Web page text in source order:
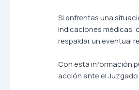
Si enfrentas una
indicaciones médicas,
respaldar un eventual
Con esta información
acción ante el